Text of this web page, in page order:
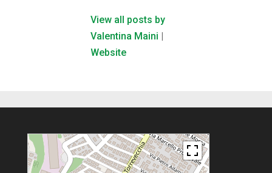
View all posts by
Valentina Maini |
Website